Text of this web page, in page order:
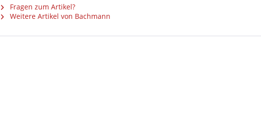
Fragen zum Artikel?
Weitere Artikel von Bachmann